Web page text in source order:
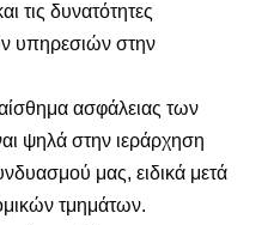
τις δυνατότητες
υπηρεσιών στην
ασφάλειας των
ψηλά στην ιεράρχηση
μας, ειδικά μετά
τμημάτων.